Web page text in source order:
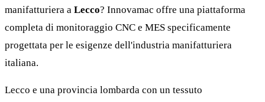
manifatturiera a Lecco? Innovamac offre una piattaforma
completa di monitoraggio CNC e MES specificamente
progettata per le esigenze dell'industria manifatturiera
italiana.
Lecco e una provincia lombarda con un tessuto